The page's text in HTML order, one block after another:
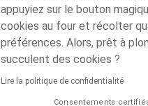
appuyiez sur le bouton
cookies au four et récolter
préférences. Alors, prêt à
succulent des cookies ?
Lire la politique de confidentialité
Consentements